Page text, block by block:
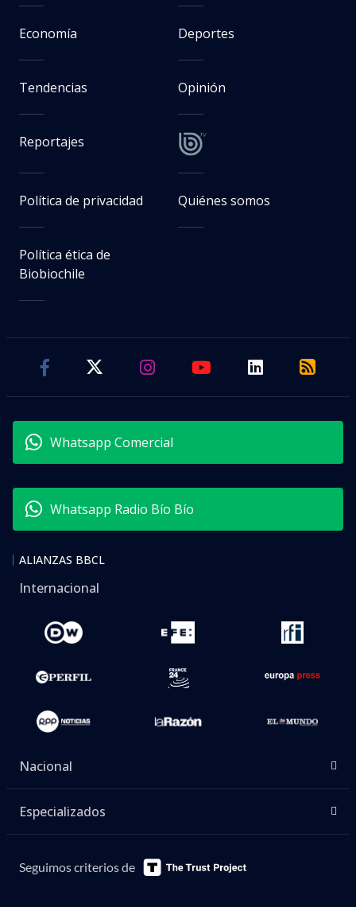
Economía Deportes
Tendencias Opinión
Reportajes
Política de privacidad Quiénes somos
Política ética de
Biobiochile
Whatsapp Comercial
Whatsapp Radio Bío Bío
ALIANZAS BBCL
Internacional
Nacional
Especializados
Seguimos criterios de